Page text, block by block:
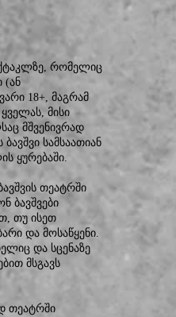
რომელიც
(ან
18+, მაგრამ
მისი
მშვენივრად
სამსაათიან
ყურებაში.
თეატრში
ბავშვები
თუ ისეთ
და მოსაწყენი.
და სცენაზე
მსგავს
თეატრში